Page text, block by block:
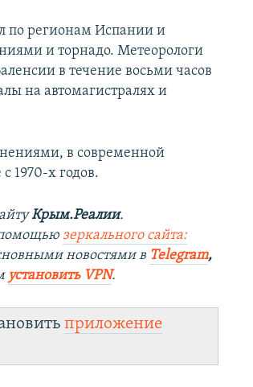
по регионам Испании и
и торнадо. Метеорологи
в течение восьми часов
на автомагистралях и
в современной
1970-х годов.
Крым.Реалии.
зеркального сайта:
новостями в Telegram,
установить VPN.
приложение